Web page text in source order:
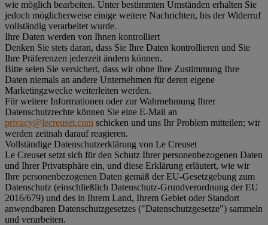
wie möglich bearbeiten. Unter bestimmten Umständen erhalten Sie
jedoch möglicherweise einige weitere Nachrichten, bis der Widerruf
vollständig verarbeitet wurde.
Ihre Daten werden von Ihnen kontrolliert
Denken Sie stets daran, dass Sie Ihre Daten kontrollieren und Sie
Ihre Präferenzen jederzeit ändern können.
Bitte seien Sie versichert, dass wir ohne Ihre Zustimmung Ihre
Daten niemals an andere Unternehmen für deren eigene
Marketingzwecke weiterleiten werden.
Für weitere Informationen oder zur Wahrnehmung Ihrer
Datenschutzrechte können Sie eine E-Mail an
privacy@lecreuset.com schicken und uns Ihr Problem mitteilen; wir
werden zeitnah darauf reagieren.
Vollständige Datenschutzerklärung von Le Creuset
Le Creuset setzt sich für den Schutz Ihrer personenbezogenen Daten
und Ihrer Privatsphäre ein, und diese Erklärung erläutert, wie wir
Ihre personenbezogenen Daten gemäß der EU-Gesetzgebung zum
Datenschutz (einschließlich Datenschutz-Grundverordnung der EU
2016/679) und des in Ihrem Land, Ihrem Gebiet oder Standort
anwendbaren Datenschutzgesetzes ("Datenschutzgesetze") sammeln
und verarbeiten.